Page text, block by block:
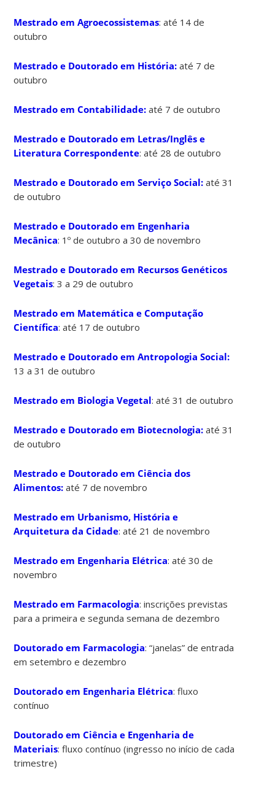
Mestrado em Agroecossistemas: até 14 de
outubro
Mestrado e Doutorado em História: até 7 de
outubro
Mestrado em Contabilidade: até 7 de outubro
Mestrado e Doutorado em Letras/Inglês e
Literatura Correspondente: até 28 de outubro
Mestrado e Doutorado em Serviço Social: até 31
de outubro
Mestrado e Doutorado em Engenharia
Mecânica: 1º de outubro a 30 de novembro
Mestrado e Doutorado em Recursos Genéticos
Vegetais: 3 a 29 de outubro
Mestrado em Matemática e Computação
Científica: até 17 de outubro
Mestrado e Doutorado em Antropologia Social:
13 a 31 de outubro
Mestrado em Biologia Vegetal: até 31 de outubro
Mestrado e Doutorado em Biotecnologia: até 31
de outubro
Mestrado e Doutorado em Ciência dos
Alimentos: até 7 de novembro
Mestrado em Urbanismo, História e
Arquitetura da Cidade: até 21 de novembro
Mestrado em Engenharia Elétrica: até 30 de
novembro
Mestrado em Farmacologia: inscrições previstas
para a primeira e segunda semana de dezembro
Doutorado em Farmacologia: “janelas” de entrada
em setembro e dezembro
Doutorado em Engenharia Elétrica: fluxo
contínuo
Doutorado em Ciência e Engenharia de
Materiais: fluxo contínuo (ingresso no início de cada
trimestre)